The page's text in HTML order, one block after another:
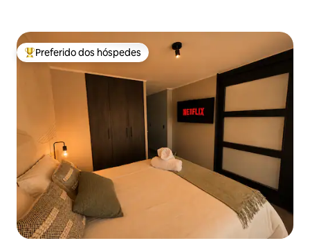
Entre os melhores preferidos dos hóspedes
Preferido dos hóspedes